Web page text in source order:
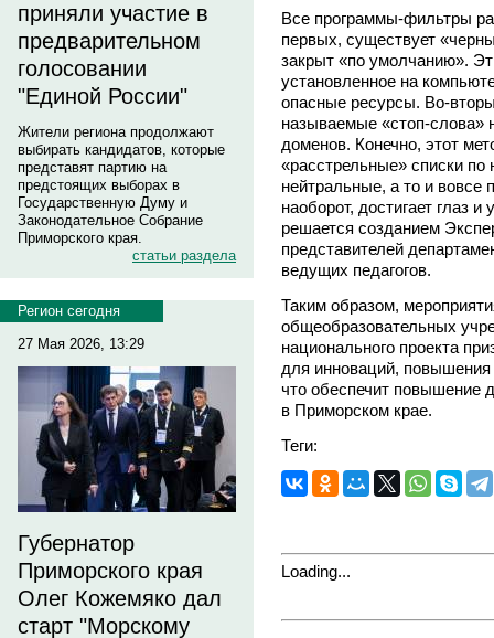
приняли участие в
предварительном
голосовании
"Единой России"
Жители региона продолжают
выбирать кандидатов, которые
представят партию на
предстоящих выборах в
Государственную Думу и
Законодательное Собрание
Приморского края.
статьи раздела
Регион сегодня
27 Мая 2026, 13:29
Губернатор
Приморского края
Олег Кожемяко дал
старт "Морскому
Все программы-фильтры
первых, существует
закрыт «по умолчанию».
установленное на
опасные ресурсы. Во-
называемые «стоп-слова»
доменов. Конечно, этот
«расстрельные» списки
нейтральные, а то и вовсе
наоборот, достигает глаз
решается созданием
представителей
ведущих педагогов.
Таким образом,
общеобразовательных
национального проекта
для инноваций, повышения
что обеспечит повышение
в Приморском крае.
Теги:
Loading...